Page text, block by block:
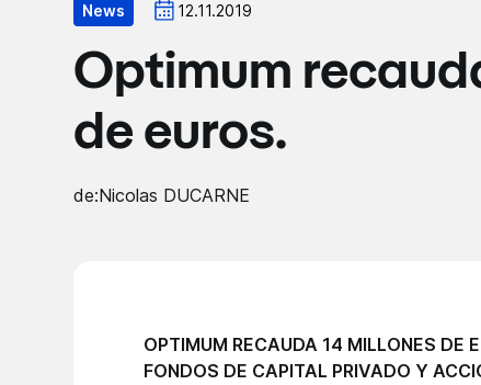
News 12.11.2019
Optimum
de euros.
de:Nicolas DUCARNE
OPTIMUM RECAUDA 14 MILLONES DE
FONDOS DE CAPITAL PRIVADO Y